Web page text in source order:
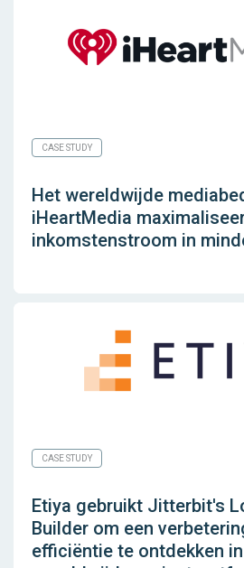
CASE STUDY
Het wereldwijde
iHeartMedia
inkomstenstroom in
CASE STUDY
Etiya gebruikt Jitterbit's
Builder om een
efficiëntie te ontdekken